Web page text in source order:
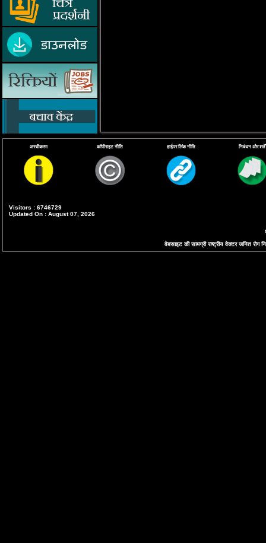
अस्वीकरण कॉपीराइट नीति हाईपर लिंक नीति निबंधन और शर्तें
Visitors : 6746729
Updated On : August 07, 2026
वेबसाइट की सामग्री राष्ट्रीय वेक्टर जनित रोग